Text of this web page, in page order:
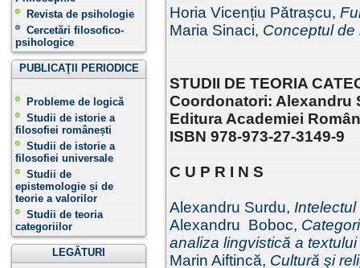
Revista de psihologie
Cercetări filosofico-
psihologice
PUBLICAŢII PERIODICE
Probleme de logică
Studii de istorie a
filosofiei românești
Studii de istorie a
filosofiei universale
Studii de
epistemologie și de
teorie a valorilor
Studii de teoria
categoriilor
LEGĂTURI
Horia Vicențiu Pătrașcu,
Maria Sinaci, Conceptul de
STUDII DE TEORIA
Coordonatori: Alexandru
Editura Academiei
ISBN 978-973-27-3149-9
C U P R I N S
Alexandru Surdu,
Alexandru Boboc,
analiza lingvistică a
Marin Aiftincă, Cultură şi